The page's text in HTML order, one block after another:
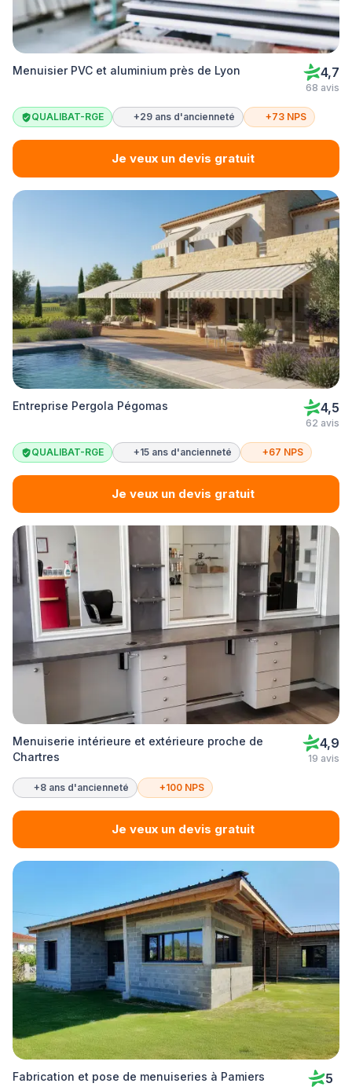
Menuisier PVC et aluminium près de Lyon 4,7
68 avis
QUALIBAT-RGE +29 ans d'ancienneté +73 NPS
Je veux un devis gratuit
Entreprise Pergola Pégomas 4,5
62 avis
QUALIBAT-RGE +15 ans d'ancienneté +67 NPS
Je veux un devis gratuit
Menuiserie intérieure et extérieure proche de
Chartres
4,9
19 avis
+8 ans d'ancienneté +100 NPS
Je veux un devis gratuit
Fabrication et pose de menuiseries à Pamiers 5